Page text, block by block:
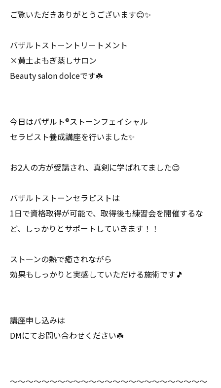
ご覧いただきありがとうございます😊✨
バザルトストーントリートメント
×黄土よもぎ蒸しサロン
Beauty salon dolceです☘️
今日はバザルト®︎ストーンフェイシャル
セラピスト養成講座を行いました✨
お2人の方が受講され、真剣に学ばれてました😊
バザルトストーンセラピストは
1日で資格取得が可能で、取得後も練習会を開催するな
ど、しっかりとサポートしていきます！！
ストーンの熱で癒されながら
効果もしっかりと実感していただける施術です🎵
講座申し込みは
DMにてお問い合わせください☘️
～～～～～～～～～～～～～～～～～～～～～～～～～